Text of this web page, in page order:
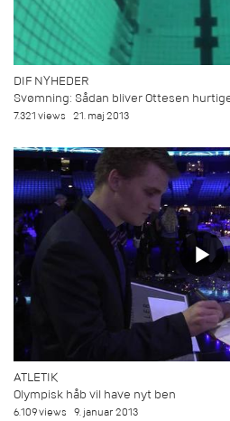
DIF NYHEDER
Svømning: Sådan bliver Ottesen
7.321 views 21. maj 2013
ATLETIK
Olympisk håb vil have nyt ben
6.109 views 9. januar 2013